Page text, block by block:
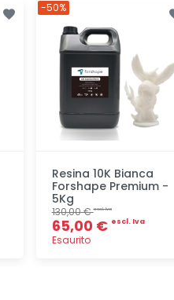
Resina 10K Bianca
Forshape Premium -
5Kg
130,00 €escl. Iva
65,00 € escl. Iva
Esaurito
-50%